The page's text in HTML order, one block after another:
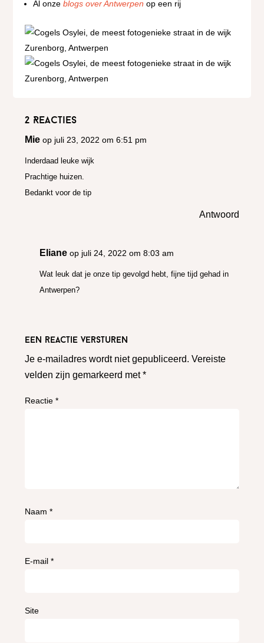
Al onzeblogs over Antwerpen op een rij
2 Reacties
Mie op juli 23, 2022 om 6:51 pm
Inderdaad leuke wijk
Prachtige huizen.
Bedankt voor de tip
Antwoord
Eliane op juli 24, 2022 om 8:03 am
Wat leuk dat je onze tip gevolgd hebt, fijne tijd gehad in
Antwerpen?
Een reactie versturen
Je e-mailadres wordt niet gepubliceerd. Vereiste
velden zijn gemarkeerd met*
Reactie*
Naam*
E-mail*
Site